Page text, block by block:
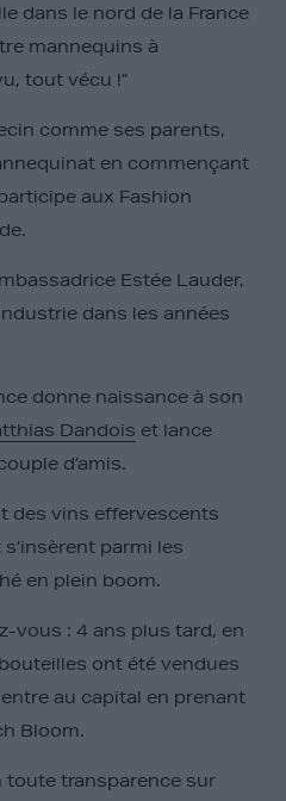
dans le nord de la France
mannequins à
tout vécu !”
comme ses parents,
en commençant
aux Fashion
Estée Lauder,
dans les années
donne naissance à son
Dandois et lance
d’amis.
des vins effervescents
parmi les
en plein boom.
vous : 4 ans plus tard, en
ont été vendues
au capital en prenant
Bloom.
toute transparence sur